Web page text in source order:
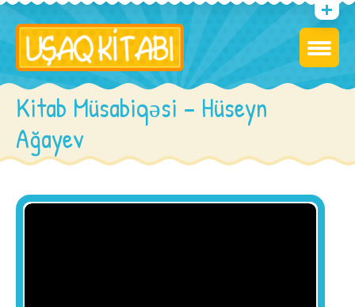
Kitab Müsabiqəsi – Hüseyn
Ağayev